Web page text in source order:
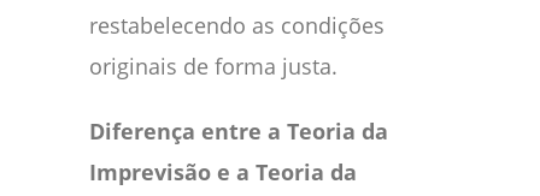
restabelecendo as condições
originais de forma justa.
Diferença entre a Teoria da
Imprevisão e a Teoria da